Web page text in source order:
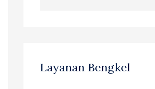
Layanan Bengkel